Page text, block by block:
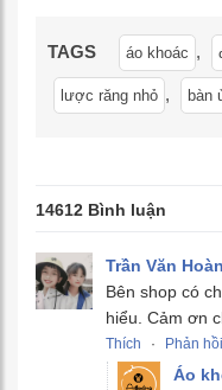
TAGS áo khoác ,
lược răng nhỏ , bàn
14612 Bình luận
Trần Văn Hoàn
Bên shop có
hiểu. Cảm ơn
Thích · Phản hồi
Áo